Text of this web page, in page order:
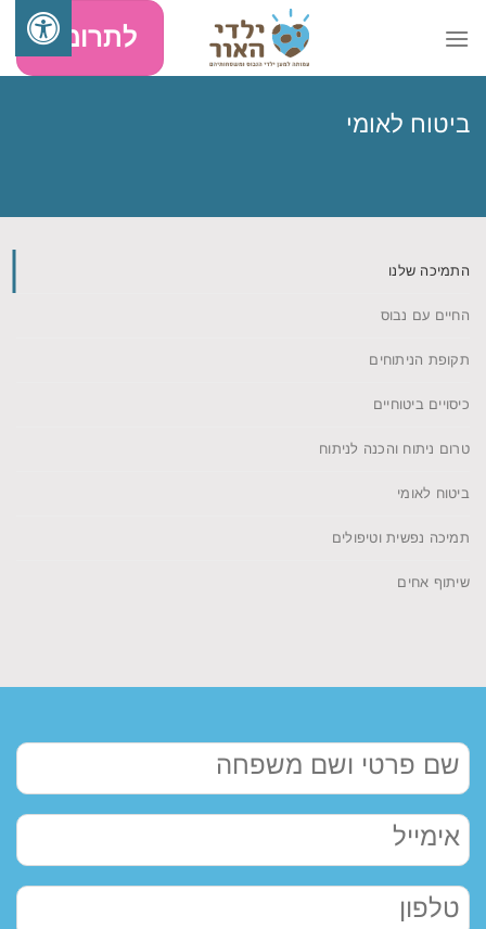
לתרומה
ביטוח לאומי
התמיכה שלנו
החיים עם נבוס
תקופת הניתוחים
כיסויים ביטוחיים
טרום ניתוח והכנה לניתוח
ביטוח לאומי
תמיכה נפשית וטיפולים
שיתוף אחים
שם
פרטי
משפחה
אימייל
טלפון